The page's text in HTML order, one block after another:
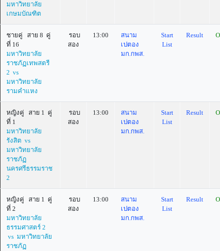
มหาวิทยาลัย
เกษมบัณฑิต
ชายคู่ สาย 8 คู่
ที่ 16
มหาวิทยาลัย
ราชภัฏเทพสตรี
2 vs
มหาวิทยาลัย
รามคำแหง
รอบ
สอง
13:00
สนาม
เปตอง
มก.กพส.
Start
List
Result
หญิงคู่ สาย 1 คู่
ที่ 1
มหาวิทยาลัย
รังสิต vs
มหาวิทยาลัย
ราชภัฏ
นครศรีธรรมราช
2
รอบ
สอง
13:00
สนาม
เปตอง
มก.กพส.
Start
List
Result
หญิงคู่ สาย 1 คู่
ที่ 2
มหาวิทยาลัย
ธรรมศาสตร์ 2
vs มหาวิทยาลัย
ราชภัฏ
รอบ
สอง
13:00
สนาม
เปตอง
มก.กพส.
Start
List
Result